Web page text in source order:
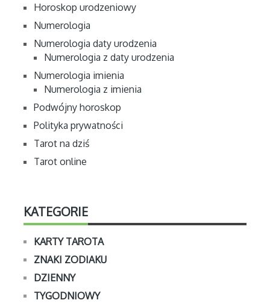
Horoskop urodzeniowy
Numerologia
Numerologia daty urodzenia
Numerologia z daty urodzenia
Numerologia imienia
Numerologia z imienia
Podwójny horoskop
Polityka prywatności
Tarot na dziś
Tarot online
KATEGORIE
KARTY TAROTA
ZNAKI ZODIAKU
DZIENNY
TYGODNIOWY